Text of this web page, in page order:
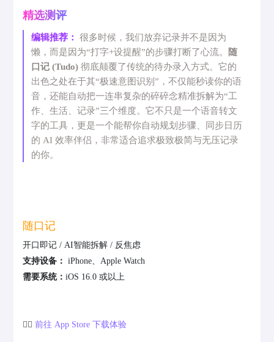
精选测评
编辑推荐：
很多时候，我们放弃记录并不是因为
懒，而是因为“打字+设提醒”的步骤打断了心流。 随
口记 (Tudo) 彻底颠覆了传统的待办录入方式。它的
出色之处在于其“极速意图识别”，不仅能秒读你的语
音，还能自动把一连串复杂的碎碎念精准拆解为“工
作、生活、记录”三个维度。它不只是一个语音转文
字的工具，更是一个能帮你自动规划步骤、同步日历
的 AI 效率伴侣，非常适合追求极致极简与无压记录
的你。
随口记
开口即记 / AI智能拆解 / 反焦虑
支持设备： iPhone、Apple Watch
需要系统：iOS 16.0 或以上
👉🏻前往 App Store 下载体验